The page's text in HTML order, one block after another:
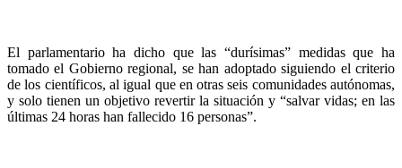
El parlamentario ha dicho que las “durísimas” medidas que ha
tomado el Gobierno regional, se han adoptado siguiendo el criterio
de los científicos, al igual que en otras seis comunidades autónomas,
y solo tienen un objetivo revertir la situación y “salvar vidas; en las
últimas 24 horas han fallecido 16 personas”.